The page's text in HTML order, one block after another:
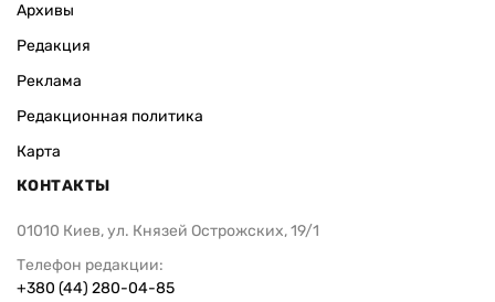
Архивы
Редакция
Реклама
Редакционная политика
Карта
КОНТАКТЫ
01010 Киев, ул. Князей Острожских, 19/1
Телефон редакции:
+380 (44) 280-04-85